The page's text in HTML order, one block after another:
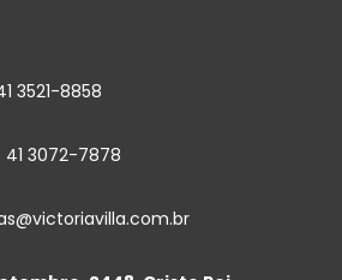
3521-8858
41 3072-7878